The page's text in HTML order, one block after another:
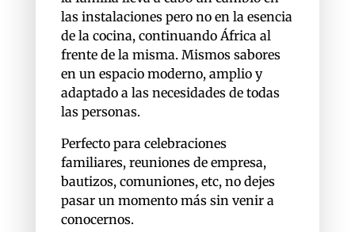
las instalaciones pero no en la esencia
de la cocina, continuando África al
frente de la misma. Mismos sabores
en un espacio moderno, amplio y
adaptado a las necesidades de todas
las personas.
Perfecto para celebraciones
familiares, reuniones de empresa,
bautizos, comuniones, etc, no dejes
pasar un momento más sin venir a
conocernos.